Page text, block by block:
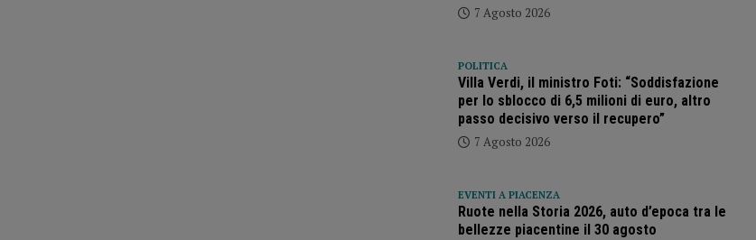
7 Agosto 2026
POLITICA
Villa Verdi, il ministro Foti: “Soddisfazione
per lo sblocco di 6,5 milioni di euro, altro
passo decisivo verso il recupero”
7 Agosto 2026
EVENTI A PIACENZA
Ruote nella Storia 2026, auto d’epoca tra le
bellezze piacentine il 30 agosto